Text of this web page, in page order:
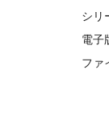
シリ
電子
ファ